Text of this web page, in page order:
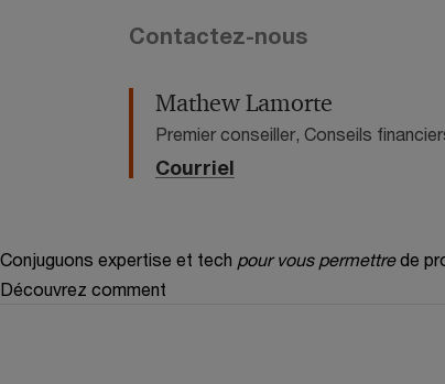
Contactez-nous
Mathew Lamorte
Premier conseiller, Conseils
Courriel
Conjuguons expertise et tech pour vous permettre de
Découvrez comment